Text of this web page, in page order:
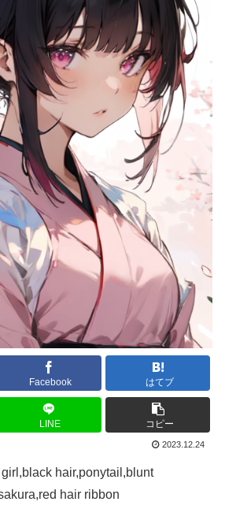
Facebook はてブ
LINE コピー
2023.12.24
hair,ponytail,blunt
hair ribbon